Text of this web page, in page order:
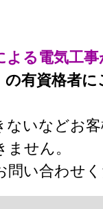
よる電気工
の有資格者
いなどお
せん。
問い合わせ